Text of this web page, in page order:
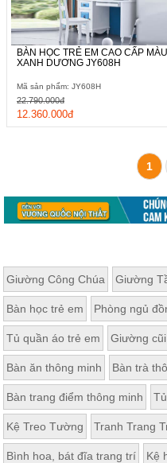
BÀN HỌC TRẺ EM CAO CẤP MÀU
XANH DƯƠNG JY608H
Mã sản phẩm: JY608H
12.360.000đ
22.790.000đ
1
Giường Công Chúa Giường
Bàn học trẻ em Phòng ngủ
Tủ quần áo trẻ em Giường
Bàn ăn thông minh Bàn trà
Bàn trang điểm thông minh
Kệ Treo Tường Tranh Trang
Bình hoa, bát đĩa trang trí Kệ